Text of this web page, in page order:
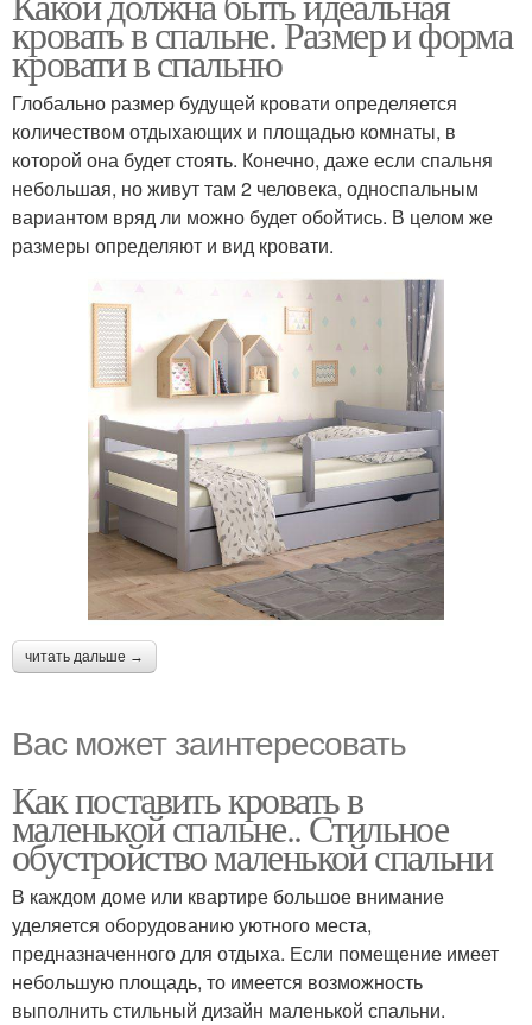
Стандартная спальня Уютный ковер
кровать в спальне. Размер и форма
кровати в спальню
Глобально размер будущей кровати определяется
количеством отдыхающих и площадью комнаты, в
которой она будет стоять. Конечно, даже если спальня
небольшая, но живут там 2 человека, односпальным
вариантом вряд ли можно будет обойтись. В целом же
размеры определяют и вид кровати.
читать дальше →
Вас может заинтересовать
Как поставить кровать в
маленькой спальне.. Стильное
обустройство маленькой спальни
В каждом доме или квартире большое внимание
уделяется оборудованию уютного места,
предназначенного для отдыха. Если помещение имеет
небольшую площадь, то имеется возможность
выполнить стильный дизайн маленькой спальни.